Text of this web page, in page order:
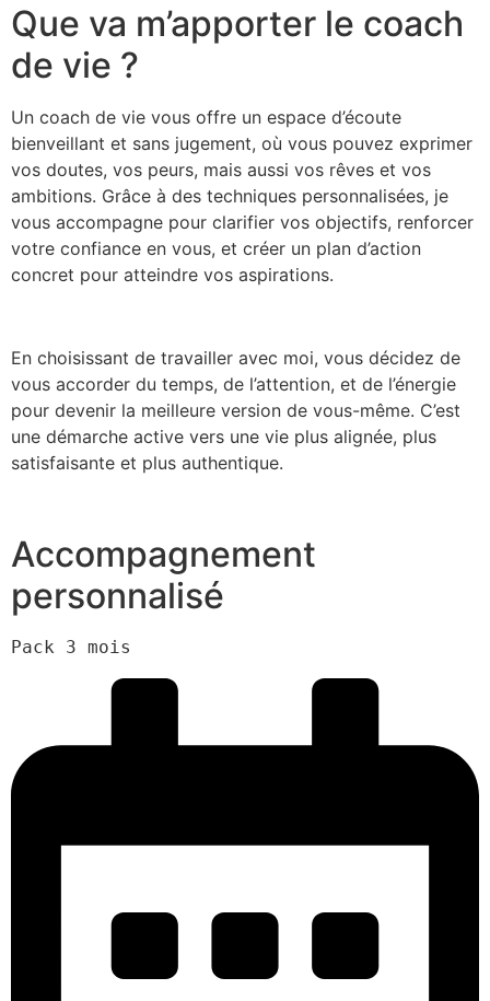
Que va m’apporter le coach
de vie ?
Un coach de vie vous offre un espace d’écoute
bienveillant et sans jugement, où vous pouvez exprimer
vos doutes, vos peurs, mais aussi vos rêves et vos
ambitions. Grâce à des techniques personnalisées, je
vous accompagne pour clarifier vos objectifs, renforcer
votre confiance en vous, et créer un plan d’action
concret pour atteindre vos aspirations.
En choisissant de travailler avec moi, vous décidez de
vous accorder du temps, de l’attention, et de l’énergie
pour devenir la meilleure version de vous-même. C’est
une démarche active vers une vie plus alignée, plus
satisfaisante et plus authentique.
Accompagnement
personnalisé
Pack 3 mois